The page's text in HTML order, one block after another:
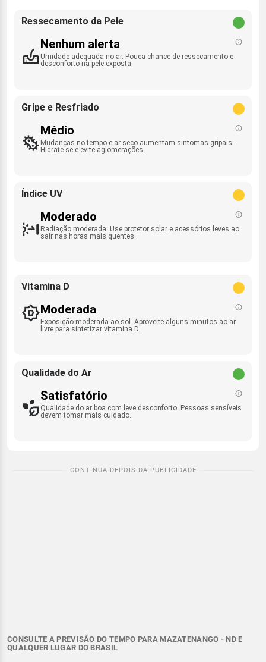
Ressecamento da Pele
Nenhum alerta
Umidade adequada no ar. Pouca chance de ressecamento e
desconforto na pele exposta.
Gripe e Resfriado
Médio
Mudanças no tempo e ar seco aumentam sintomas gripais.
Hidrate-se e evite aglomerações.
Índice UV
Moderado
Radiação moderada. Use protetor solar e acessórios leves ao
sair nas horas mais quentes.
Vitamina D
Moderada
Exposição moderada ao sol. Aproveite alguns minutos ao ar
livre para sintetizar vitamina D.
Qualidade do Ar
Satisfatório
Qualidade do ar boa com leve desconforto. Pessoas sensíveis
devem tomar mais cuidado.
CONSULTE A PREVISÃO DO TEMPO PARA MAZATENANGO - ND E
QUALQUER LUGAR DO BRASIL